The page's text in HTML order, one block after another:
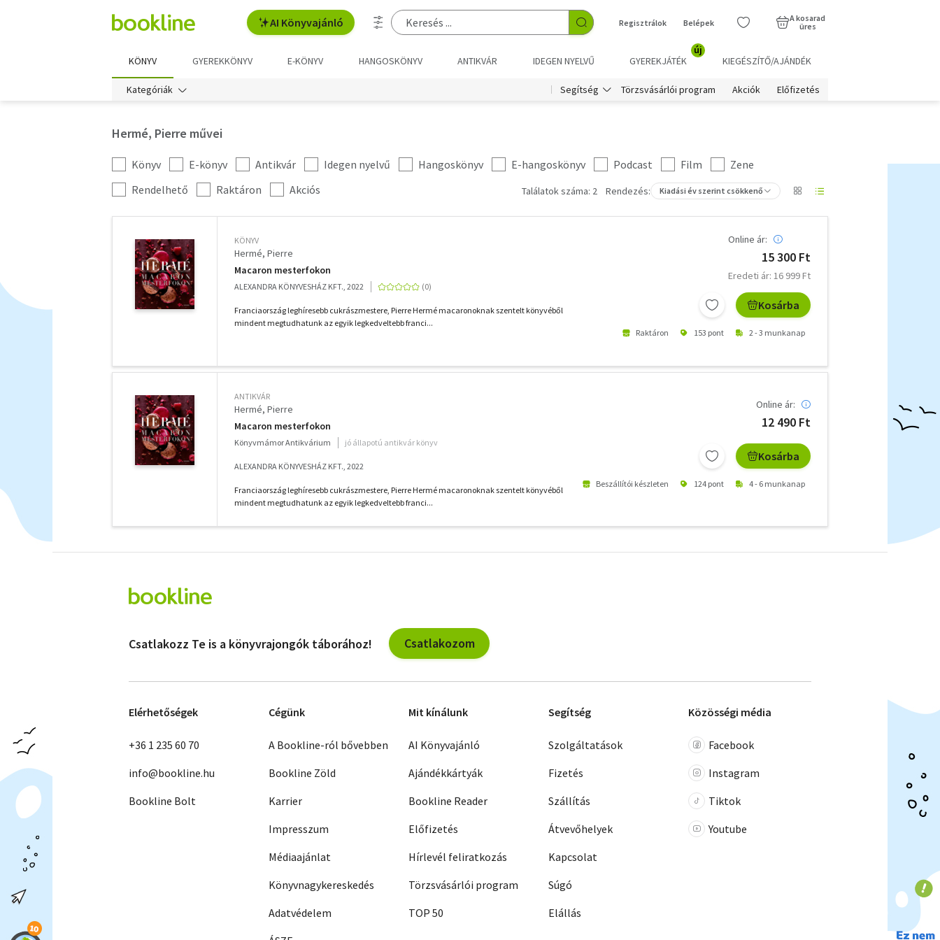
AI Könyvajánló Regisztrálok Belépek
A kosarad
üres
KÖNYV GYEREKKÖNYV E-KÖNYV HANGOSKÖNYV ANTIKVÁR IDEGEN NYELVŰ GYEREKJÁTÉK
új
KIEGÉSZÍTŐ/AJÁNDÉK
Kategóriák Segítség Törzsvásárlói program Akciók Előfizetés
Hermé, Pierre művei
Kategória
szűrés
Könyv E-könyv Antikvár Idegen nyelvű Hangoskönyv E-hangoskönyv Podcast Film
Zene
További
szűrők
Rendelhető Raktáron Akciós Találatok száma: 2 Rendezés: Kiadási év szerint csökkenő
KÖNYV
Hermé, Pierre
Macaron mesterfokon
ALEXANDRA KÖNYVESHÁZ KFT., 2022
Franciaország leghíresebb cukrászmestere, Pierre Hermé macaronoknak szentelt könyvéből
mindent megtudhatunk az egyik legkedveltebb franci...
Online ár:
15 300 Ft
Eredeti ár: 16 999 Ft
Kosárba
Raktáron 153 pont 2 - 3 munkanap
ANTIKVÁR
Hermé, Pierre
Macaron mesterfokon
Könyvmámor Antikvárium jó állapotú antikvár könyv
ALEXANDRA KÖNYVESHÁZ KFT., 2022
Franciaország leghíresebb cukrászmestere, Pierre Hermé macaronoknak szentelt könyvéből
mindent megtudhatunk az egyik legkedveltebb franci...
Online ár:
12 490 Ft
Kosárba
Beszállítói készleten 124 pont 4 - 6 munkanap
szűrők
Csatlakozz Te is a könyvrajongók táborához! Csatlakozom
Elérhetőségek
+36 1 235 60 70
info@bookline.hu
Bookline Bolt
Cégünk
A Bookline-ról bővebben
Bookline Zöld
Karrier
Impresszum
Médiaajánlat
Könyvnagykereskedés
Adatvédelem
Mit kínálunk
AI Könyvajánló
Ajándékkártyák
Bookline Reader
Előfizetés
Hírlevél feliratkozás
Törzsvásárlói program
TOP 50
Segítség
Szolgáltatások
Fizetés
Szállítás
Átvevőhelyek
Kapcsolat
Súgó
Elállás
Közösségi média
Facebook
Instagram
Tiktok
Youtube